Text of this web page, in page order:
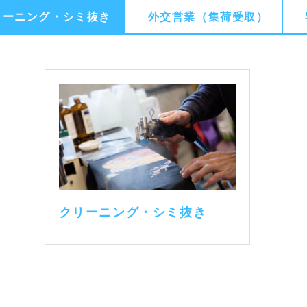
ーニング・シミ抜き 外交営業（集荷受取）
クリーニング・シミ抜き